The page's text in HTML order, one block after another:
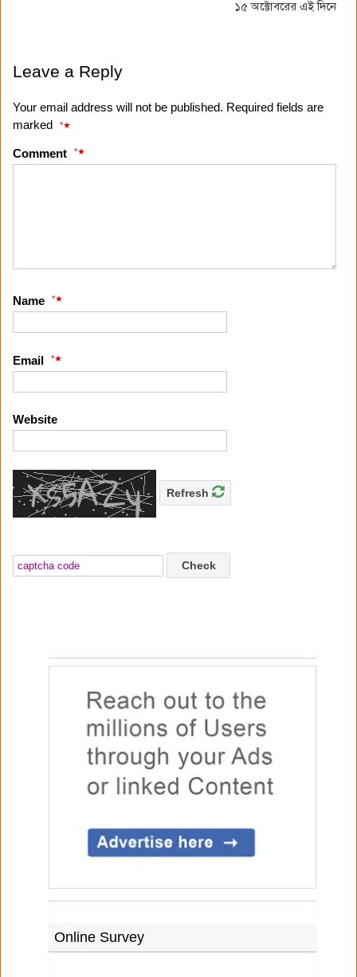
১৫ অক্টোবরের এই দিনে
Leave a Reply
Your email address will not be published. Required fields are
marked
*
Comment *
Name *
Email *
Website
Refresh
Check
Online Survey